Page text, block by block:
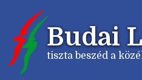
Budai
tiszta beszéd a